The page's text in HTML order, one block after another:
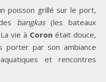
poisson grillé sur le port,
bangkas(les bateaux
vie à Coron était douce,
porter par son ambiance
et rencontres